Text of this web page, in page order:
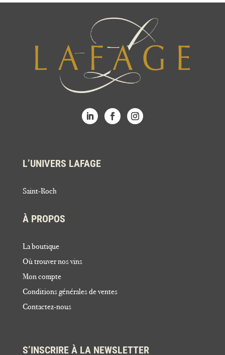
L’UNIVERS LAFAGE
Saint-Roch
À PROPOS
La boutique
Où trouver nos vins
Mon compte
Conditions générales de ventes
Contactez-nous
S’INSCRIRE À LA NEWSLETTER